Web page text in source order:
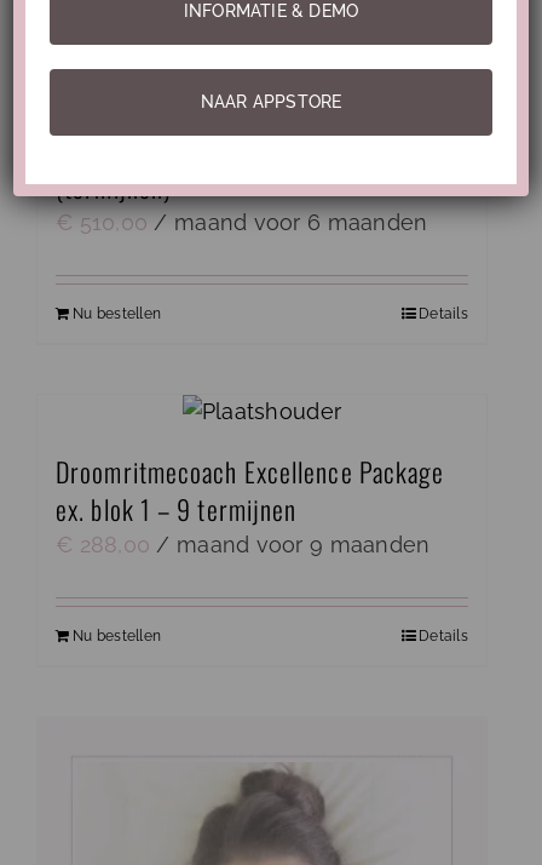
Droomritmecoach Excellence Package
(termijnen)
€ 510,00 / maand voor 6 maanden
Nu bestellen Details
Droomritmecoach Excellence Package
ex. blok 1 – 9 termijnen
€ 288,00 / maand voor 9 maanden
Nu bestellen Details
INFORMATIE & DEMO
NAAR APPSTORE